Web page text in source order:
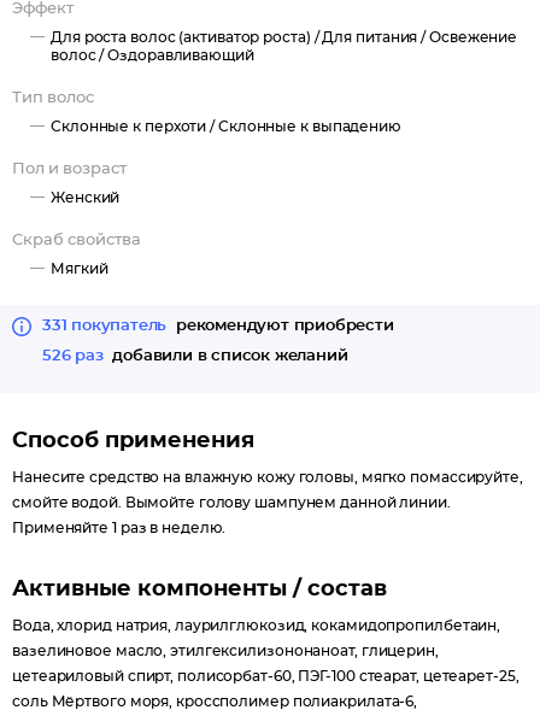
головы, усиливает рост волос, делает их более сильными и
здоровыми.
эффект от воздействия других косметических средств линии.
Эффект
Для роста волос (активатор роста) /Для питания /Освежение
волос /Оздоравливающий
Тип волос
Склонные к перхоти /Склонные к выпадению
Пол и возраст
Женский
Скраб свойства
Мягкий
331 покупатель
рекомендуют приобрести
526 раз добавили в список желаний
Способ применения
Нанесите средство на влажную кожу головы, мягко помассируйте,
смойте водой. Вымойте голову шампунем данной линии.
Применяйте 1 раз в неделю.
Активные компоненты / состав
Вода, хлорид натрия, лаурилглюкозид, кокамидопропилбетаин,
вазелиновое масло, этилгексилизононаноат, глицерин,
цетеариловый спирт, полисорбат-60, ПЭГ-100 стеарат, цетеарет-25,
соль Мёртвого моря, кроссполимер полиакрилата-6,